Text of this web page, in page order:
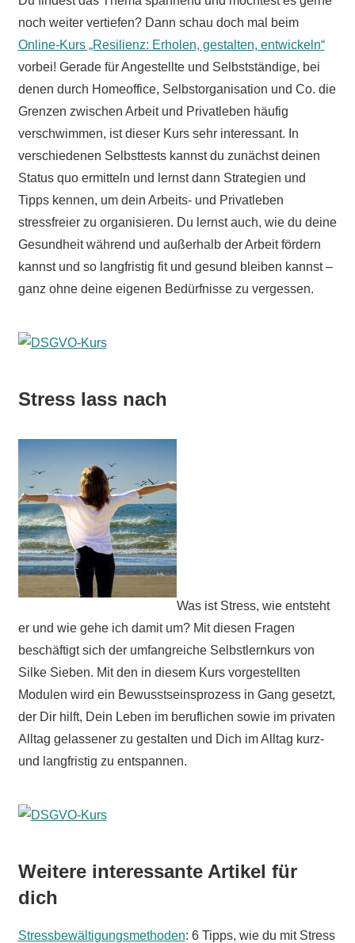
noch weiter vertiefen? Dann schau doch mal beim
Online-Kurs „Resilienz: Erholen, gestalten, entwickeln“
vorbei! Gerade für Angestellte und Selbstständige, bei
denen durch Homeoffice, Selbstorganisation und Co. die
Grenzen zwischen Arbeit und Privatleben häufig
verschwimmen, ist dieser Kurs sehr interessant. In
verschiedenen Selbsttests kannst du zunächst deinen
Status quo ermitteln und lernst dann Strategien und
Tipps kennen, um dein Arbeits- und Privatleben
stressfreier zu organisieren. Du lernst auch, wie du deine
Gesundheit während und außerhalb der Arbeit fördern
kannst und so langfristig fit und gesund bleiben kannst –
ganz ohne deine eigenen Bedürfnisse zu vergessen.
Stress lass nach
Was ist Stress, wie entsteht
er und wie gehe ich damit um? Mit diesen Fragen
beschäftigt sich der umfangreiche Selbstlernkurs von
Silke Sieben. Mit den in diesem Kurs vorgestellten
Modulen wird ein Bewusstseinsprozess in Gang gesetzt,
der Dir hilft, Dein Leben im beruflichen sowie im privaten
Alltag gelassener zu gestalten und Dich im Alltag kurz-
und langfristig zu entspannen.
Weitere interessante Artikel für
dich
Stressbewältigungsmethoden: 6 Tipps, wie du mit Stress